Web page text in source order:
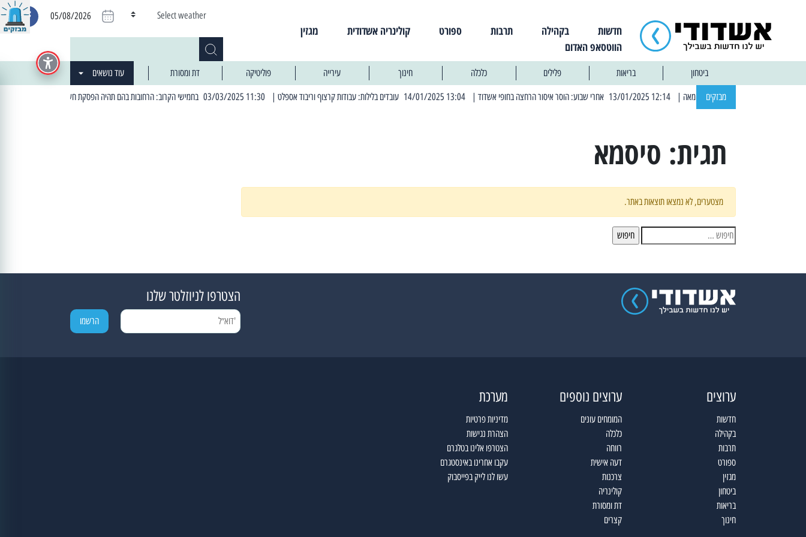
חדשות בקהילה תרבות ספורט קולינריה אשדודית
מגזין
הווטסאפ האדום
Select weather
05/08/2026
ביטחון בריאות פלילים כלכלה חינוך עירייה פוליטיקה דת ומסורת עוד נושאים
מבזקים | 12:14 13/01/2025 אחרי שבוע: הוסר איסור הרחצה בחופי אשדוד | 13:04 14/01/2025 עובדים בלילות: עבודות קרצוף וריבוד אספלט | 11:30 03/03/2025 בחמישי הקרוב: הרחובות בהם תהיה הפסקת חשמל יזומה
תגית: סיסמא
מצטערים, לא נמצאו תוצאות באתר.
חיפוש:
הצטרפו לניוזלטר שלנו
ערוצים
חדשות
בקהילה
תרבות
ספורט
מגזין
ביטחון
בריאות
חינוך
ערוצים נוספים
המומחים עונים
כלכלה
רווחה
דעה אישית
צרכנות
קולינריה
דת ומסורת
קצרים
מערכת
מדיניות פרטיות
הצהרת נגישות
הצטרפו אלינו בטלגרם
עקבו אחרינו באינסטגרם
עשו לנו לייק בפייסבוק